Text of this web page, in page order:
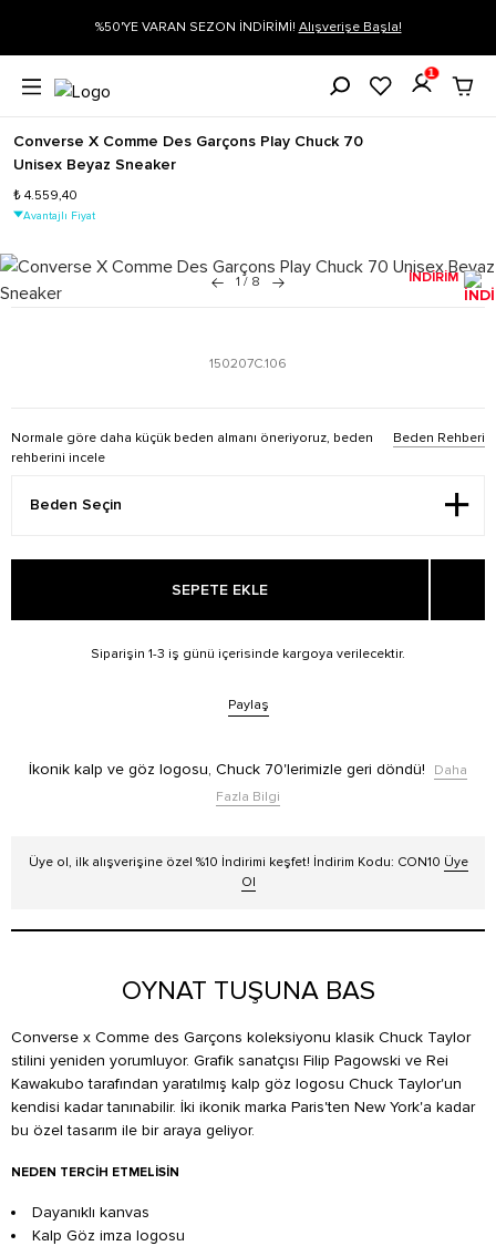
Alışverişe Başla! Siparişin 1-3 iş günü içerisinde kargoya
1
Converse X Comme Des Garçons Play Chuck 70
Unisex Beyaz Sneaker
₺ 4.559,40
Avantajlı Fiyat
1 / 8 İNDİRİM
150207C.106
Normale göre daha küçük beden almanı öneriyoruz, beden
rehberini incele
Beden Rehberi
SEPETE EKLE
Siparişin 1-3 iş günü içerisinde kargoya verilecektir.
Paylaş
İkonik kalp ve göz logosu, Chuck 70'lerimizle geri döndü!
Daha
Fazla Bilgi
Üye ol, ilk alışverişine özel %10 İndirimi keşfet! İndirim Kodu: CON10 Üye
Ol
OYNAT TUŞUNA BAS
Converse x Comme des Garçons koleksiyonu klasik Chuck Taylor
stilini yeniden yorumluyor. Grafik sanatçısı Filip Pagowski ve Rei
Kawakubo tarafından yaratılmış kalp göz logosu Chuck Taylor'un
kendisi kadar tanınabilir. İki ikonik marka Paris'ten New York'a kadar
bu özel tasarım ile bir araya geliyor.
NEDEN TERCIH ETMELISIN
Dayanıklı kanvas
Kalp Göz imza logosu